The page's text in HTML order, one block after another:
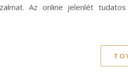
Az online jelenlét